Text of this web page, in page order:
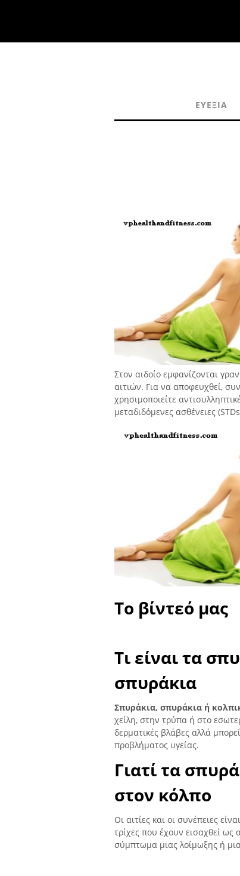
ΕΥΕΞΊΑ
Στον αιδοίο εμφανίζονται
αιτιών. Για να αποφευχθεί,
χρησιμοποιείτε
μεταδιδόμενες ασθένειες
Το βίντεό μας
Τι είναι τα
σπυράκια
Σπυράκια, σπυράκια ή
χείλη, στην τρύπα ή στο
δερματικές βλάβες αλλά
προβλήματος υγείας.
Γιατί τα
στον κόλπο
Οι αιτίες και οι συνέπειες
τρίχες που έχουν εισαχθεί
σύμπτωμα μιας λοίμωξης ή